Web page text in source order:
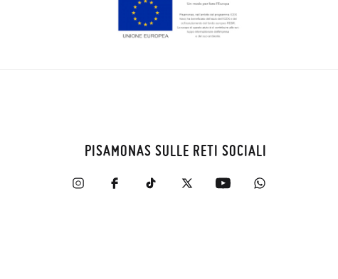
PISAMONAS SULLE RETI SOCIALI